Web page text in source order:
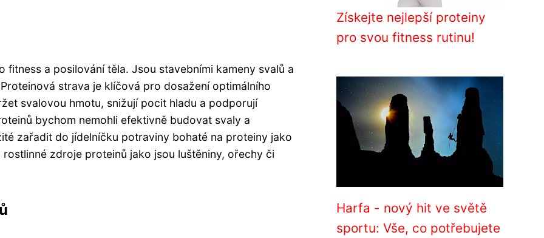
a posilování těla. Jsou stavebními kameny svalů a
strava je klíčová pro dosažení optimálního
svalovou hmotu, snižují pocit hladu a podporují
bychom nemohli efektivně budovat svaly a
zařadit do jídelníčku potraviny bohaté na proteiny jako
zdroje proteinů jako jsou luštěniny, ořechy či
Získejte nejlepší proteiny
pro svou fitness rutinu!
Harfa - nový hit ve světě
sportu: Vše, co potřebujete